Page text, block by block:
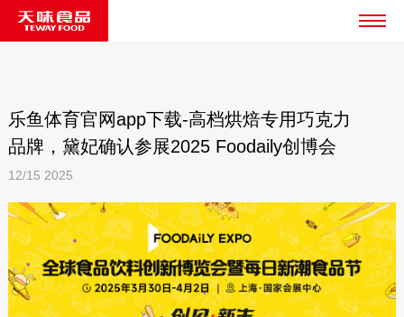
乐鱼体育官网app下载-高档烘焙专用巧克力
品牌，黛妃确认参展2025 Foodaily创博会
12/15 2025